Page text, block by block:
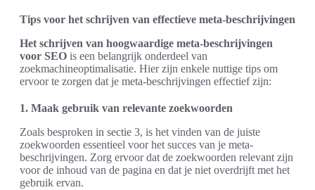
Tips voor het schrijven van effectieve meta-beschrijvingen
Het schrijven van hoogwaardige meta-beschrijvingen
voor SEO is een belangrijk onderdeel van
zoekmachineoptimalisatie. Hier zijn enkele nuttige tips om
ervoor te zorgen dat je meta-beschrijvingen effectief zijn:
1. Maak gebruik van relevante zoekwoorden
Zoals besproken in sectie 3, is het vinden van de juiste
zoekwoorden essentieel voor het succes van je meta-
beschrijvingen. Zorg ervoor dat de zoekwoorden relevant zijn
voor de inhoud van de pagina en dat je niet overdrijft met het
gebruik ervan.